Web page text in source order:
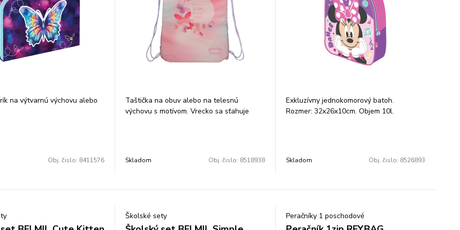
na výtvarnú výchovu alebo
recyklovateľný, použité
Obj. čislo: 8411576
Taštička na obuv alebo na telesnú
výchovu s motívom. Vrecko sa sťahuje
na každodenné nosenie. Rozmer:
Skladom Obj. čislo: 8518938
Exkluzívny jednokomorový batoh.
Rozmer: 32x26x10cm. Objem 10l.
Skladom Obj. čislo: 8526893
Školské sety Peračníky 1 poschodové